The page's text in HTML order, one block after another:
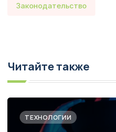
Законодательство
Читайте также
ТЕХНОЛОГИИ